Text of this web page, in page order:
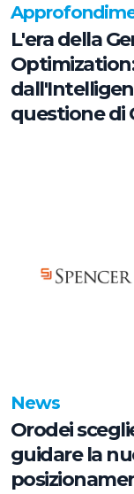
L'era della
questione di
News
Orodei
guidare la